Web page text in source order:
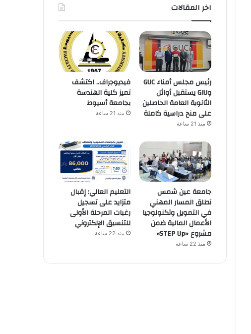
اخر المقالات
رئيس مجلس أمناء GUC
وGIU يستقبل أوائل
الثانوية العامة الحاصلين
على منح دراسية كاملة
منذ 21 ساعة
فيديوجراف.. اكتشف
تميز كلية الهندسة
بجامعة أسيوط
منذ 21 ساعة
جامعة عين شمس
تطلق المسار المهني
في التمويل وتكنولوجيا
الأعمال المالية ضمن
مشروع «STEP Up»
منذ 22 ساعة
التعليم العالي: إقبال
متزايد على تسجيل
رغبات المرحلة الأولى
للتنسيق الإلكتروني
منذ 22 ساعة